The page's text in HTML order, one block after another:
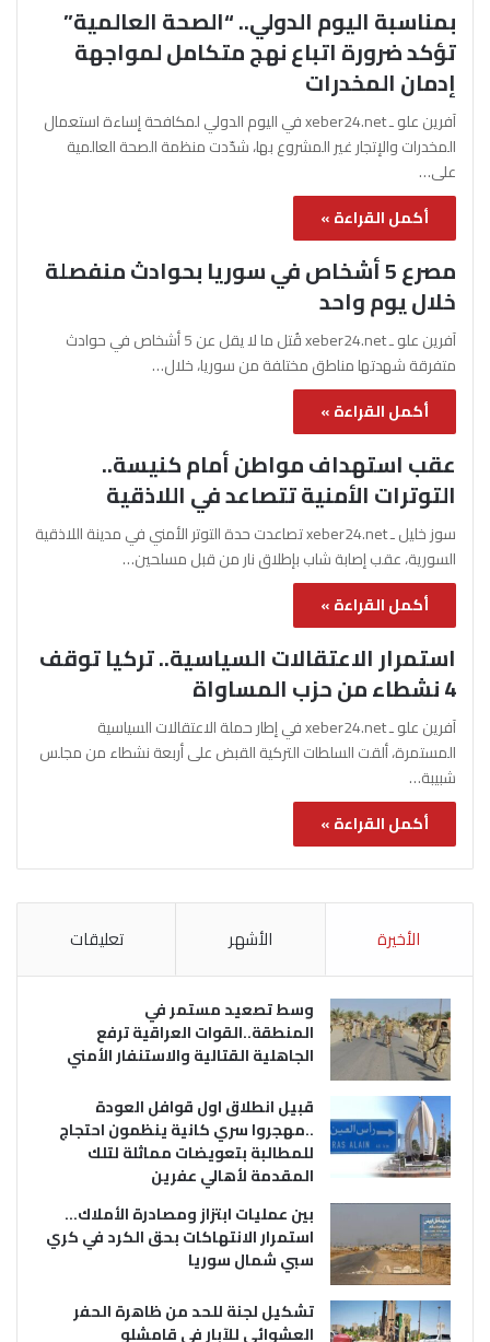
بمناسبة اليوم الدولي.. “الصحة العالمية”
تؤكد ضرورة اتباع نهج متكامل لمواجهة
إدمان المخدرات
آفرين علو ـ xeber24.net في اليوم الدولي لمكافحة إساءة استعمال
المخدرات والإتجار غير المشروع بها، شدّدت منظمة الصحة العالمية
على…
أكمل القراءة »
مصرع 5 أشخاص في سوريا بحوادث منفصلة
خلال يوم واحد
آفرين علو ـ xeber24.net قُتل ما لا يقل عن 5 أشخاص في حوادث
متفرقة شهدتها مناطق مختلفة من سوريا، خلال…
أكمل القراءة »
عقب استهداف مواطن أمام كنيسة..
التوترات الأمنية تتصاعد في اللاذقية
سوز خليل ـ xeber24.net تصاعدت حدة التوتر الأمني في مدينة اللاذقية
السورية، عقب إصابة شاب بإطلاق نار من قبل مسلحين…
أكمل القراءة »
استمرار الاعتقالات السياسية.. تركيا توقف
4 نشطاء من حزب المساواة
آفرين علو ـ xeber24.net في إطار حملة الاعتقالات السياسية
المستمرة، ألقت السلطات التركية القبض على أربعة نشطاء من مجلس
شبيبة…
أكمل القراءة »
الأخيرة الأشهر تعليقات
وسط تصعيد مستمر في
المنطقة..القوات العراقية ترفع
الجاهلية القتالية والاستنفار الأمني
قبيل انطلاق اول قوافل العودة
..مهجروا سري كانية ينظمون احتجاج
للمطالبة بتعويضات مماثلة لتلك
المقدمة لأهالي عفرين
بين عمليات ابتزاز ومصادرة الأملاك…
استمرار الانتهاكات بحق الكرد في كري
سبي شمال سوريا
تشكيل لجنة للحد من ظاهرة الحفر
العشوائي للآبار في قامشلو